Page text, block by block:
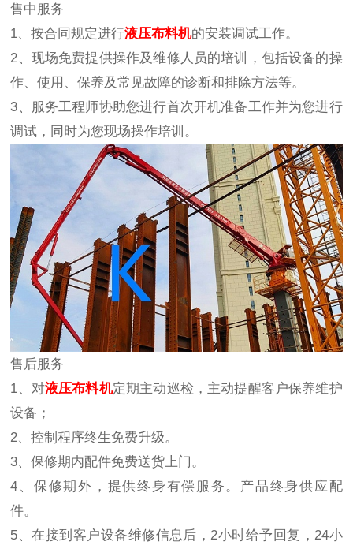
售中服务
1、按合同规定进行液压布料机的安装调试工作。
2、现场免费提供操作及维修人员的培训，包括设备的操
作、使用、保养及常见故障的诊断和排除方法等。
3、服务工程师协助您进行首次开机准备工作并为您进行
调试，同时为您现场操作培训。
售后服务
1、 对液压布料机定期主动巡检，主动提醒客户保养维护
设备；
2、控制程序终生免费升级。
3、保修期内配件免费送货上门。
4、保修期外，提供终身有偿服务。产品终身供应配
件。
5、在接到客户设备维修信息后，2小时给予回复，24小